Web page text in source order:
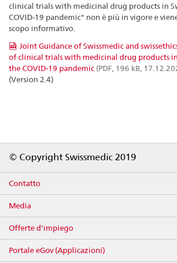
clinical trials with medicinal drug products in
COVID-19 pandemic" non è più in vigore e
scopo informativo.
Joint Guidance of Swissmedic and
of clinical trials with medicinal drug products
the COVID-19 pandemic (PDF, 196 kB,
(Version 2.4)
© Copyright Swissmedic 2019
Contatto
Media
Offerte d'impiego
Portale eGov (Applicazioni)